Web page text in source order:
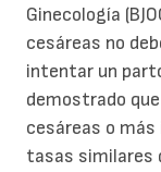
Ginecología
cesáreas no
intentar un
demostrado
cesáreas o
tasas similares